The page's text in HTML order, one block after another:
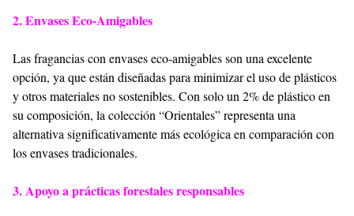
2. Envases Eco-Amigables
Las fragancias con envases eco-amigables son una excelente
opción, ya que están diseñadas para minimizar el uso de plásticos
y otros materiales no sostenibles. Con solo un 2% de plástico en
su composición, la colección “Orientales” representa una
alternativa significativamente más ecológica en comparación con
los envases tradicionales.
3. Apoyo a prácticas forestales responsables